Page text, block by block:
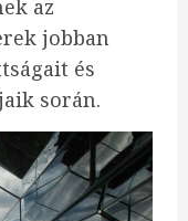
az
jobban
és
során.